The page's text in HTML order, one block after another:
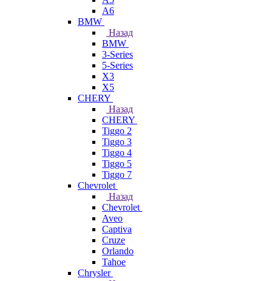
A6
BMW
Назад
BMW
3-Series
5-Series
X3
X5
CHERY
Назад
CHERY
Tiggo 2
Tiggo 3
Tiggo 4
Tiggo 5
Tiggo 7
Chevrolet
Назад
Chevrolet
Aveo
Captiva
Cruze
Orlando
Tahoe
Chrysler